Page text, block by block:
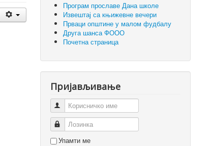
Програм прославе Дана школе
Извештај са књижевне вечери
Прваци општине у малом фудбалу
Друга шанса ФООО
Почетна страница
Пријављивање
Корисничко име
Лозинка
Упамти ме